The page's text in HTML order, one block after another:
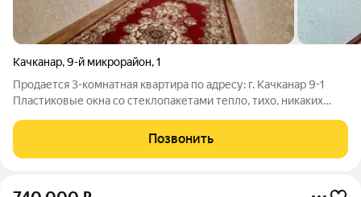
Качканар,9-й микрорайон,1
Продается 3-комнатная квартира по адресу: г. Качканар 9-1
Пластиковые окна со стеклопакетами тепло, тихо, никаких
Позвонить